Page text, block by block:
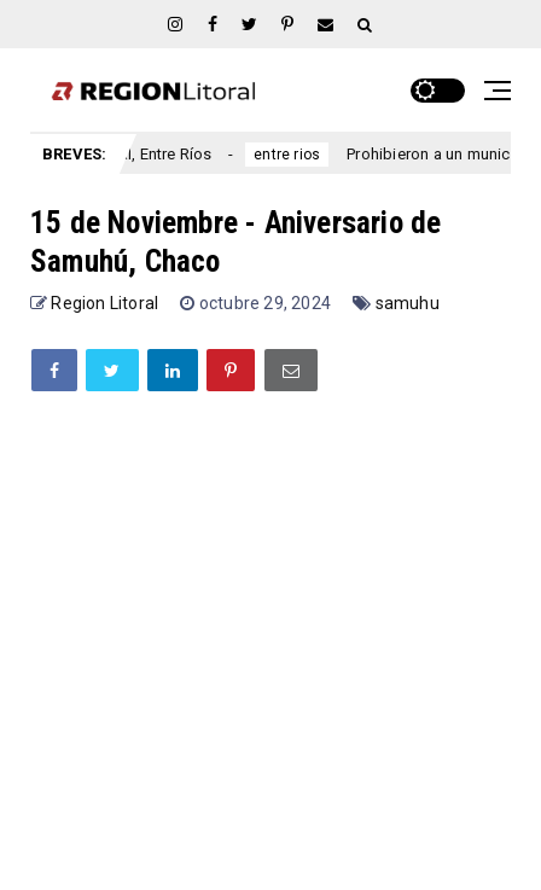
BREVES:
Marcial, Entre Ríos entre rios Prohibieron a un municipio
15 de Noviembre - Aniversario de
Samuhú, Chaco
Region Litoral octubre 29, 2024 samuhu